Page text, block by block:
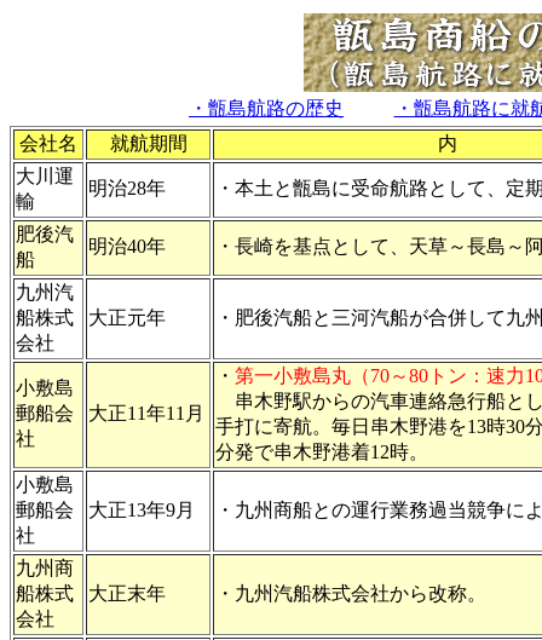
・甑島航路の歴史
・甑島航路に就
会社名
就航期間
大川運
輸
明治28年 ・本土と甑島に受命航路として、定
肥後汽
船
明治40年 ・長崎を基点として、天草～長島～
九州汽
船株式
会社
大正元年 ・肥後汽船と三河汽船が合併して九
小敷島
郵船会
社
大正11年11月
・ 第一小敷島丸（70～80トン：速力
串木野駅からの汽車連絡急行船と
手打に寄航。毎日串木野港を13時30
分発で串木野港着12時。
小敷島
郵船会
社
大正13年9月 ・九州商船との運行業務過当競争に
九州商
船株式
会社
大正末年 ・九州汽船株式会社から改称。